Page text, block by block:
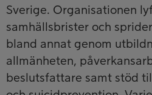
Sverige. Organisationen
samhällsbrister och
bland annat genom
allmänheten,
beslutsfattare samt stöd